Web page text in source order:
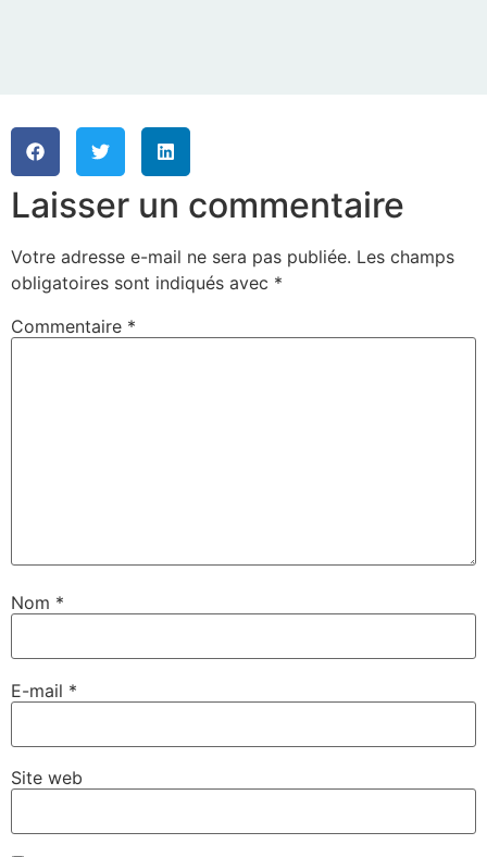
Laisser un commentaire
Votre adresse e-mail ne sera pas publiée. Les champs
obligatoires sont indiqués avec *
Commentaire *
Nom *
E-mail *
Site web